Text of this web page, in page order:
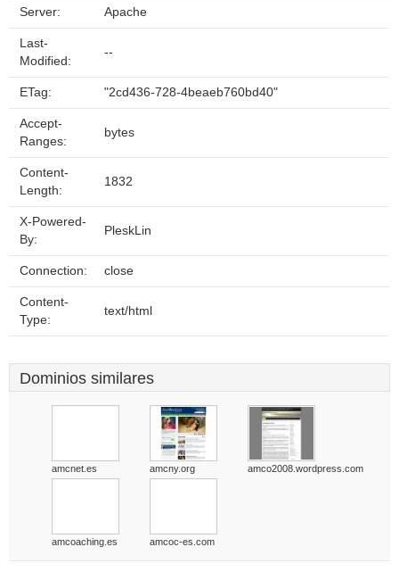
Server: Apache
Last-
Modified:
--
ETag: "2cd436-728-4beaeb760bd40"
Accept-
Ranges:
bytes
Content-
Length:
1832
X-Powered-
By:
PleskLin
Connection: close
Content-
Type:
text/html
Dominios similares
amcnet.es amcny.org amco2008.wordpress.com
amcoaching.es amcoc-es.com